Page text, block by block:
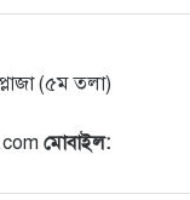
সকালে ৭ জন,
(৫ম তলা)
মোবাইল: